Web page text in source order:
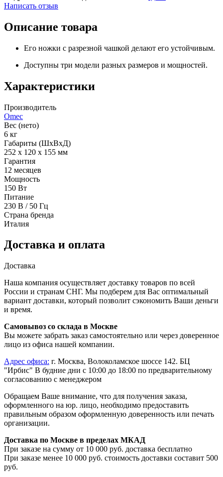
Написать отзыв
Описание товара
Его ножки с разрезной чашкой делают его устойчивым.
Доступны три модели разных размеров и мощностей.
Характеристики
Производитель
Omec
Вес (нето)
6 кг
Габариты (ШхВхД)
252 x 120 x 155 мм
Гарантия
12 месяцев
Мощность
150 Вт
Питание
230 В / 50 Гц
Страна бренда
Италия
Доставка и оплата
Доставка
Наша компания осуществляет доставку товаров по всей
России и странам СНГ. Мы подберем для Вас оптимальный
вариант доставки, который позволит сэкономить Ваши деньги
и время.
Самовывоз со склада в Москве
Вы можете забрать заказ самостоятельно или через доверенное
лицо из офиса нашей компании.
Адрес офиса: г. Москва, Волоколамское шоссе 142. БЦ
"Ирбис" В будние дни с 10:00 до 18:00 по предварительному
согласованию с менеджером
Обращаем Ваше внимание, что для получения заказа,
оформленного на юр. лицо, необходимо предоставить
правильным образом оформленную доверенность или печать
организации.
Доставка по Москве в пределах МКАД
При заказе на сумму от 10 000 руб. доставка бесплатно
При заказе менее 10 000 руб. стоимость доставки составит 500
руб.